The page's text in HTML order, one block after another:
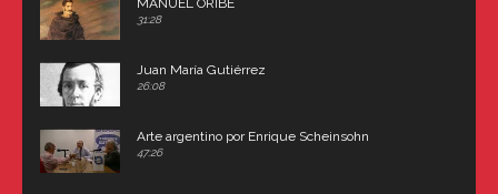
MANUEL ORIBE
31:28
Juan María Gutiérrez
26:08
Arte argentino por Enrique Scheinsohn
47:26